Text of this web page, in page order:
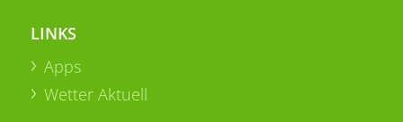
LINKS
Apps
Wetter Aktuell